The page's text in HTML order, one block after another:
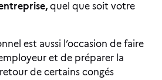
quel que soit votre
est aussi l’occasion de faire
et de préparer la
de certains congés